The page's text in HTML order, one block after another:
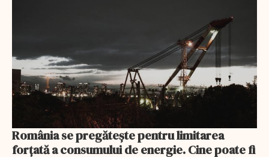
România se pregătește pentru limitarea
forțată a consumului de energie. Cine poate fi